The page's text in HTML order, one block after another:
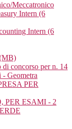
Meccatronico
Intern (6
Intern (6
concorso per n. 14
Geometra
PER
PER ESAMI - 2